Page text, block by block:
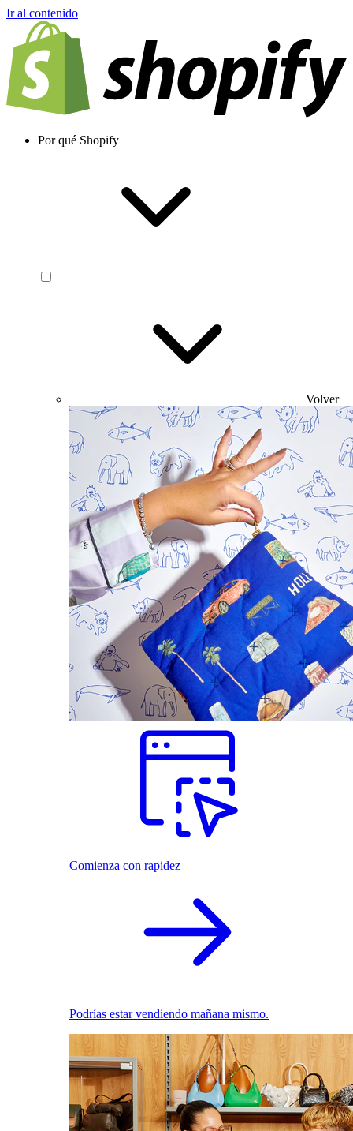
Ir al contenido
Por qué Shopify
Volver
Comienza con rapidez
Podrías estar vendiendo mañana mismo.